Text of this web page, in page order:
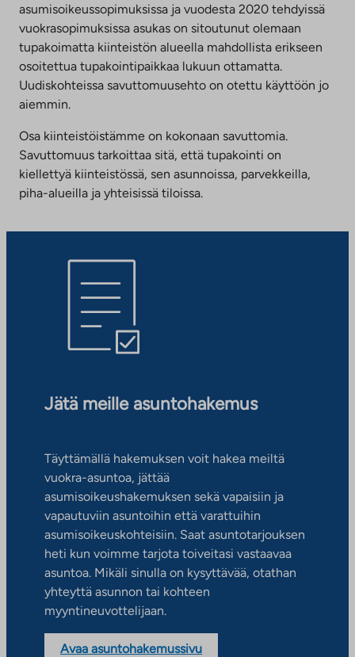
asumisoikeussopimuksissa ja vuodesta 2020 tehdyissä
vuokrasopimuksissa asukas on sitoutunut olemaan
tupakoimatta kiinteistön alueella mahdollista erikseen
osoitettua tupakointipaikkaa lukuun ottamatta.
Uudiskohteissa savuttomuusehto on otettu käyttöön jo
aiemmin.
Osa kiinteistöistämme on kokonaan savuttomia.
Savuttomuus tarkoittaa sitä, että tupakointi on
kiellettyä kiinteistössä, sen asunnoissa, parvekkeilla,
piha-alueilla ja yhteisissä tiloissa.
Jätä meille asuntohakemus
Täyttämällä hakemuksen voit hakea meiltä
vuokra-asuntoa, jättää
asumisoikeushakemuksen sekä vapaisiin ja
vapautuviin asuntoihin että varattuihin
asumisoikeuskohteisiin. Saat asuntotarjouksen
heti kun voimme tarjota toiveitasi vastaavaa
asuntoa. Mikäli sinulla on kysyttävää, otathan
yhteyttä asunnon tai kohteen
myyntineuvottelijaan.
Avaa asuntohakemussivu